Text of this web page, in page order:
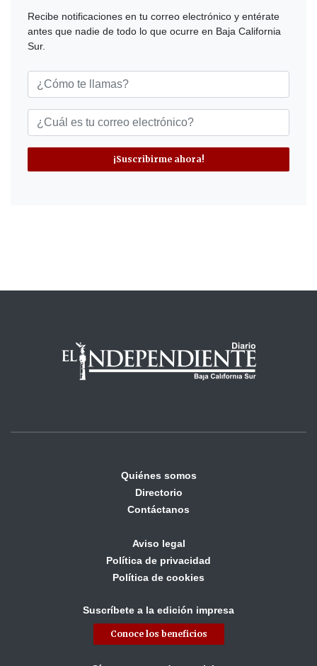
Recibe notificaciones en tu correo electrónico y entérate
antes que nadie de todo lo que ocurre en Baja California
Sur.
¡Suscribirme ahora!
Quiénes somos
Directorio
Contáctanos
Aviso legal
Política de privacidad
Política de cookies
Suscríbete a la edición impresa
Conoce los beneficios